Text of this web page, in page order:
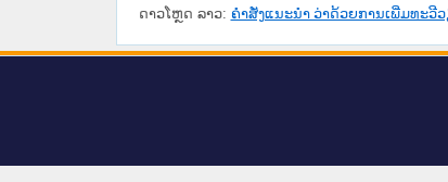
ດາວໂຫຼດ ລາວ: ຄຳສັ່ງແນະນຳ ວ່າດ້ວຍການເພີ່ມທະວີ